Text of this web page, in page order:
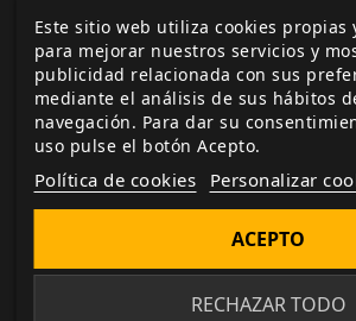
Me gusta esto
Etiquetas: Cultos Innombrables
hitos terror
sectarios Mitos de Cthulhu Cthulhu
comprar juegos de rol
Este sitio web utiliza cookies propias
para mejorar nuestros servicios y
publicidad relacionada con sus
mediante el análisis de sus hábitos
navegación. Para dar su
uso pulse el botón Acepto.
Política de cookies Personalizar
RECHAZAR TODO
ACEPTO